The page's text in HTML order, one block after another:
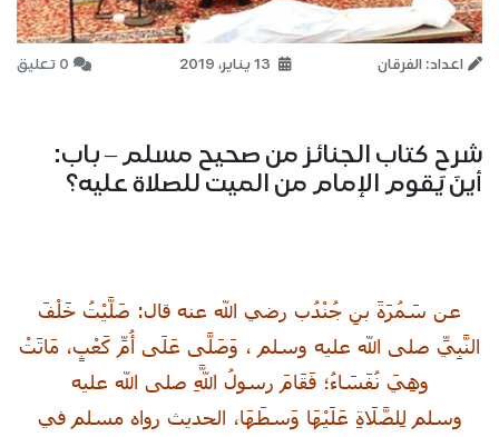
اعداد: الفرقان 0 تعليق
شرح كتاب الجنائز من صحيح مسلم – باب:
أينَ يَقوم الإمام من الميت للصلاة عليه؟
عن سَمُرَةَ بنِ جُنْدُب رضي الله عنه قال: صَلَّيْتُ خَلْفَ
النَّبِيِّ صلى الله عليه وسلم ، وَصَلَّى عَلَى أُمِّ كَعْبٍ، مَاتَتْ
وهِيَ نُفَسَاءُ؛ فَقَامَ رسولُ اللَّهِ صلى الله عليه
وسلم لِلصَّلَاةِ عَلَيْهَا وَسطَهَا، الحديث رواه مسلم في